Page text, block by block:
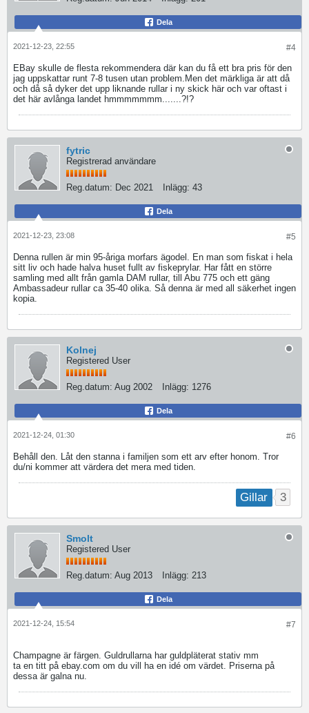
Dela
#4
2021-12-23, 22:55
EBay skulle de flesta rekommendera där kan du få ett bra pris för den
jag uppskattar runt 7-8 tusen utan problem.Men det märkliga är att då
och då så dyker det upp liknande rullar i ny skick här och var oftast i
det här avlånga landet hmmmmmmm.......?!?
fytric
Registrerad användare
Reg.datum: Dec 2021 Inlägg: 43
Dela
#5
2021-12-23, 23:08
Denna rullen är min 95-åriga morfars ägodel. En man som fiskat i hela
sitt liv och hade halva huset fullt av fiskeprylar. Har fått en större
samling med allt från gamla DAM rullar, till Abu 775 och ett gäng
Ambassadeur rullar ca 35-40 olika. Så denna är med all säkerhet ingen
kopia.
Kolnej
Registered User
Reg.datum: Aug 2002 Inlägg: 1276
Dela
#6
2021-12-24, 01:30
Behåll den. Låt den stanna i familjen som ett arv efter honom. Tror
du/ni kommer att värdera det mera med tiden.
Gillar 3
Smolt
Registered User
Reg.datum: Aug 2013 Inlägg: 213
Dela
#7
2021-12-24, 15:54
Champagne är färgen. Guldrullarna har guldpläterat stativ mm
ta en titt på ebay.com om du vill ha en idé om värdet. Priserna på
dessa är galna nu.